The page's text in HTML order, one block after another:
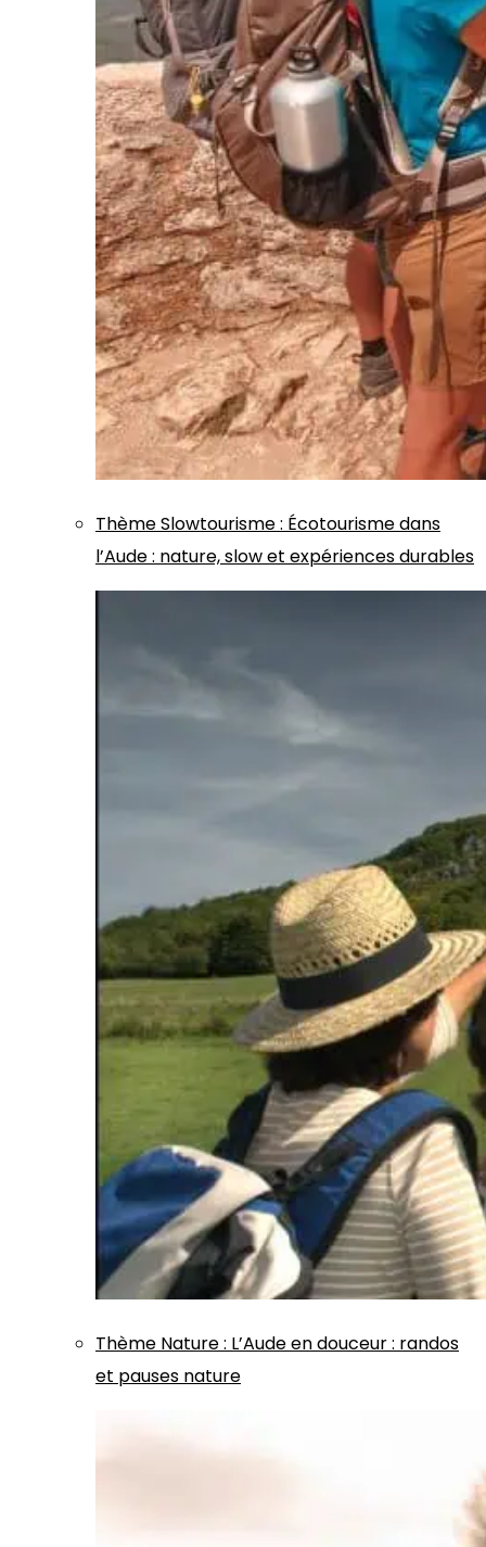
ThèmeSlowtourisme: Écotourisme dans
l’Aude : nature, slow et expériences durables
Thème Nature: L’Aude en douceur : randos
et pauses nature